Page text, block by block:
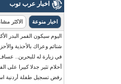
اخبار عرب توب
اخبار منوعة الاكثر
اليوم سيكون القمر البدر الأكبر منذ
شتائم وعراك بالأحذية
في زيارة له للبحرين.. عساف:
أحلام تثير جدلا كبيرا على
رفض تسجيل طفلة أردنية